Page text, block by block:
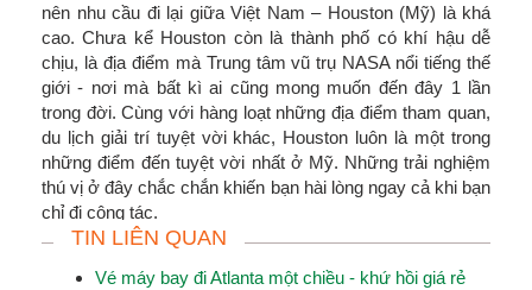
nên nhu cầu đi lại giữa Việt Nam – Houston (Mỹ) là khá
cao. Chưa kể Houston còn là thành phố có khí hậu dễ
chịu, là địa điểm mà Trung tâm vũ trụ NASA nổi tiếng thế
giới - nơi mà bất kì ai cũng mong muốn đến đây 1 lần
trong đời. Cùng với hàng loạt những địa điểm tham quan,
du lịch giải trí tuyệt vời khác, Houston luôn là một trong
những điểm đến tuyệt vời nhất ở Mỹ. Những trải nghiệm
thú vị ở đây chắc chắn khiến bạn hài lòng ngay cả khi bạn
chỉ đi công tác.
TIN LIÊN QUAN
Vé máy bay đi Atlanta một chiều - khứ hồi giá rẻ